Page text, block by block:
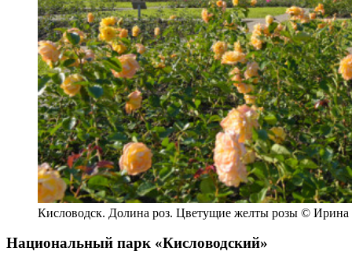
Кисловодск. Долина роз. Цветущие желты розы ©
Национальный парк «Кисловодский»